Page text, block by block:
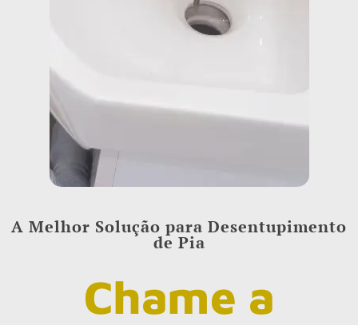
A Melhor Solução para Desentupimento
de Pia
Chame a